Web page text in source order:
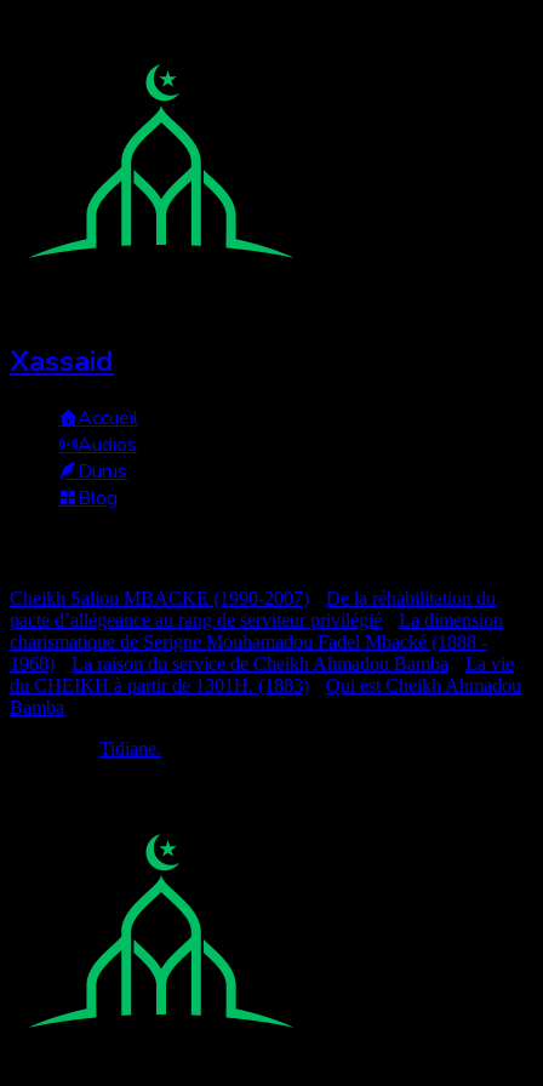
Xassaid
Accueil
Audios
Durus
Blog
Cheikh Saliou MBACKE (1990-2007)
De la réhabilitation du
pacte d’allégeance au rang de serviteur privilégié
La dimension
charismatique de Serigne Mouhamadou Fadel Mbacké (1888 -
1968)
La raison du service de Cheikh Ahmadou Bamba
La vie
du CHEIKH à partir de 1301H. (1883)
Qui est Cheikh Ahmadou
Bamba
Tidiane.